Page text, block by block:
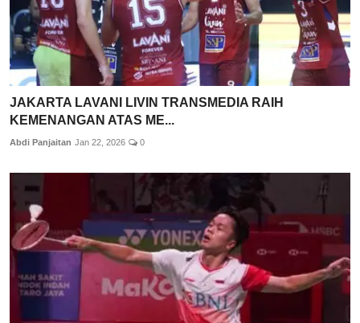
JAKARTA LAVANI LIVIN TRANSMEDIA RAIH
KEMENANGAN ATAS ME...
Abdi Panjaitan Jan 22, 2026 0